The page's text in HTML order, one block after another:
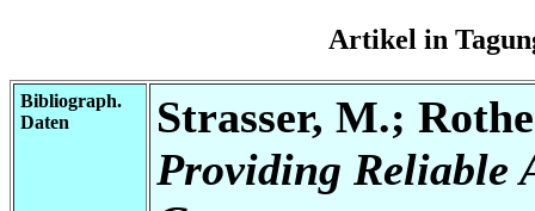
Artikel in
Bibliograph.
Daten
Strasser, M.;
Providing Reliable